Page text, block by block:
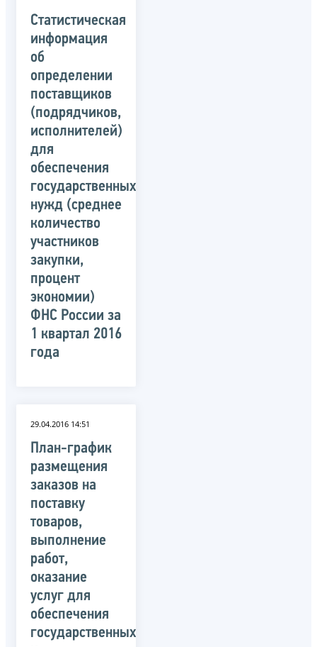
Статистическая
информация
об
определении
поставщиков
(подрядчиков,
исполнителей)
для
обеспечения
государственных
нужд (среднее
количество
участников
закупки,
процент
экономии)
ФНС России за
1 квартал 2016
года
29.04.2016 14:51
План-график
размещения
заказов на
поставку
товаров,
выполнение
работ,
оказание
услуг для
обеспечения
государственных